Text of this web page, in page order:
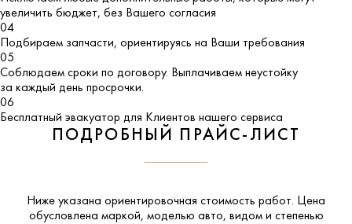
увеличить бюджет, без Вашего согласия
04
Подбираем запчасти, ориентируясь на Ваши требования
05
Соблюдаем сроки по договору. Выплачиваем неустойку
за каждый день просрочки.
06
Бесплатный эвакуатор для Клиентов нашего сервиса
ПОДРОБНЫЙ ПРАЙС-ЛИСТ
Ниже указана ориентировочная стоимость работ. Цена
обусловлена маркой, моделью авто, видом и степенью